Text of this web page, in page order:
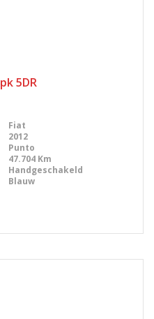
5DR
Fiat
2012
Punto
47.704 Km
Handgeschakeld
Blauw